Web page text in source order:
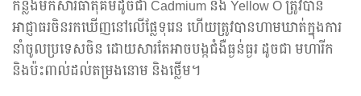
កន្លងមកសារធាតុគីមីដូចជា Cadmium និង Yellow O ត្រូវបាន
អាជ្ញាធរចិនរកឃើញនៅលើផ្លែទុរេន ហើយត្រូវបានហាមឃាត់ក្នុងការ
នាំចូលប្រទេសចិន ដោយសារតែអាចបង្កជំងឺធ្ងន់ធ្ងរ ដូចជា មហារីក
និងប៉ះពាល់ដល់តម្រងនោម និងថ្លើម។